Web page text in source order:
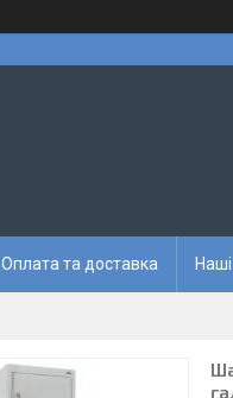
Оплата та доставка